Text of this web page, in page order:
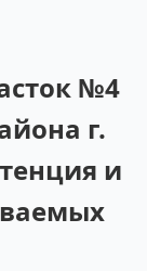
№4
г.
и